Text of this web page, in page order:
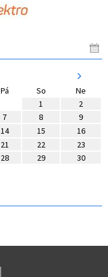
Pá So
Ne
1
2
7 8
9
14 15
16
21 22
23
28 29
30